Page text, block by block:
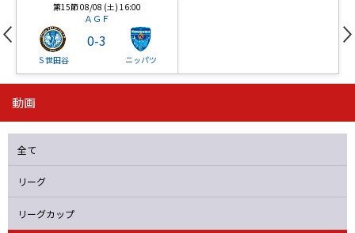
第15節 08/08 (土) 16:00
ＡＧＦ
Ｓ世田谷
0-3
ニッパツ
ニッパツ 石人の星
動画
全て
リーグ
リーグカップ